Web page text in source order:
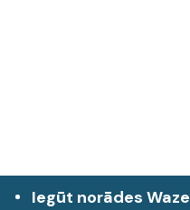
Iegūt norādes Waze